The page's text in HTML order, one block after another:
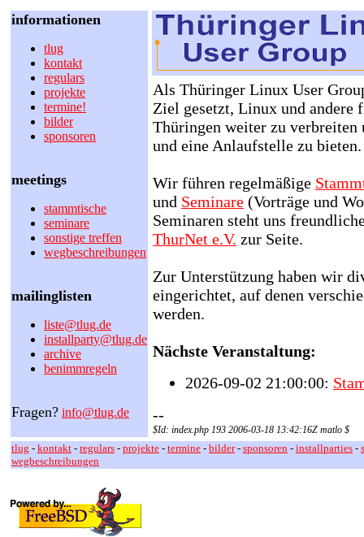
informationen
tlug
kontakt
regulars
projekte
termine!
bilder
sponsoren
meetings
stammtische
seminare
sonstige treffen
wegbeschreibungen
mailinglisten
liste@tlug.de
installparty@tlug.de
archive
benimmregeln
Fragen? info@tlug.de
Als Thüringer Linux User
Ziel gesetzt, Linux und
Thüringen weiter zu verbreiten
und eine Anlaufstelle zu bieten.
Wir führen regelmäßige
und Seminare (Vorträge und
Seminaren steht uns
ThurNet e.V. zur Seite.
Zur Unterstützung haben wir
eingerichtet, auf denen
werden.
Nächste Veranstaltung:
2026-09-02 21:00:00:
--
$Id: index.php 193 2006-03-18 13:42:16Z matlo $
tlug - kontakt - regulars - projekte - termine - bilder- sponsoren - installparties -
wegbeschreibungen